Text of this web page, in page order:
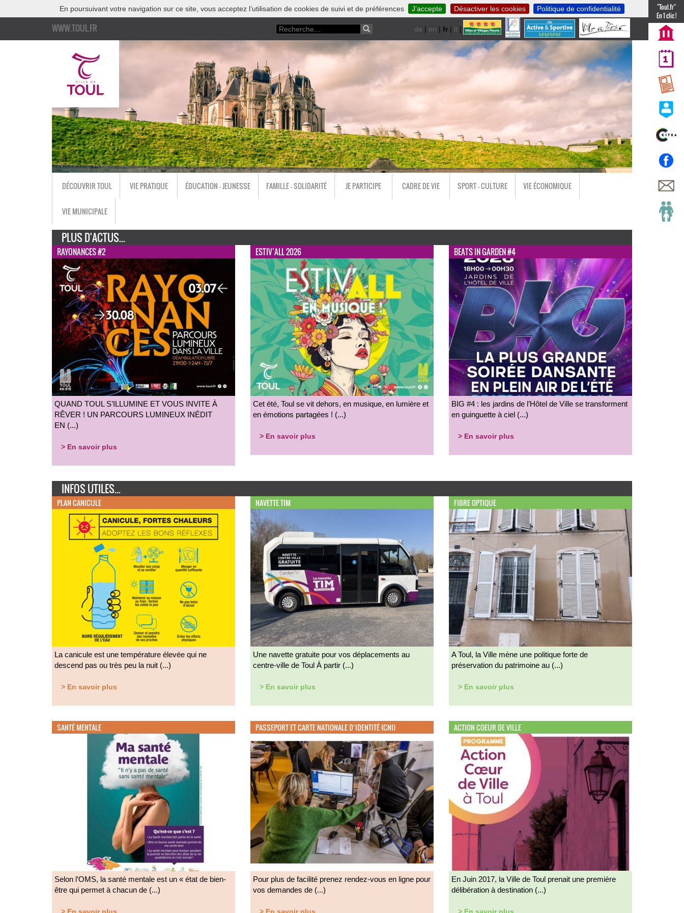
En poursuivant votre navigation sur ce site, vous acceptez l’utilisation de cookies de suivi et de préférences J’accepte Désactiver les cookies Politique de confidentialité
WWW.TOUL.FR de | en | fr | it |nl
"Toul.fr"
En 1 clic !
DÉCOUVRIR TOUL VIE PRATIQUE ÉDUCATION - JEUNESSE FAMILLE - SOLIDARITÉ JE PARTICIPE CADRE DE VIE SPORT - CULTURE VIE ÉCONOMIQUE
VIE MUNICIPALE
PLUS D'ACTUS...
RAYONANCES #2
QUAND TOUL S’ILLUMINE ET VOUS INVITE À
RÊVER ! UN PARCOURS LUMINEUX INÉDIT
EN (...)
> En savoir plus
ESTIV’ALL 2026
Cet été, Toul se vit dehors, en musique, en lumière et
en émotions partagées ! (...)
> En savoir plus
BEATS IN GARDEN #4
BIG #4 : les jardins de l’Hôtel de Ville se transforment
en guinguette à ciel (...)
> En savoir plus
INFOS UTILES...
PLAN CANICULE
La canicule est une température élevée qui ne
descend pas ou très peu la nuit (...)
> En savoir plus
NAVETTE TIM
Une navette gratuite pour vos déplacements au
centre-ville de Toul À partir (...)
> En savoir plus
FIBRE OPTIQUE
A Toul, la Ville mène une politique forte de
préservation du patrimoine au (...)
> En savoir plus
SANTÉ MENTALE
Selon l’OMS, la santé mentale est un « état de bien-
être qui permet à chacun de (...)
PASSEPORT ET CARTE NATIONALE D’IDENTITÉ (CNI)
Pour plus de facilité prenez rendez-vous en ligne pour
vos demandes de (...)
ACTION COEUR DE VILLE
En Juin 2017, la Ville de Toul prenait une première
délibération à destination (...)